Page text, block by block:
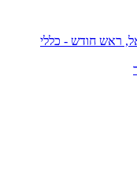
ראש חודש - כללי